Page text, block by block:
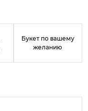
Букет по вашему
желанию